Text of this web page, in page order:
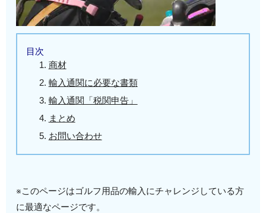
目次
商材
輸入通関に必要な書類
輸入通関「税関申告」
まとめ
お問い合わせ
※このページはゴルフ用品の輸入にチャレンジしている方
に最適なページです。